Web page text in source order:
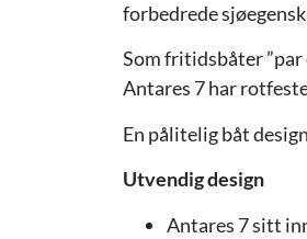
forbedrede
Som fritidsbåter
Antares 7 har
En pålitelig båt
Utvendig design
Antares 7 sitt